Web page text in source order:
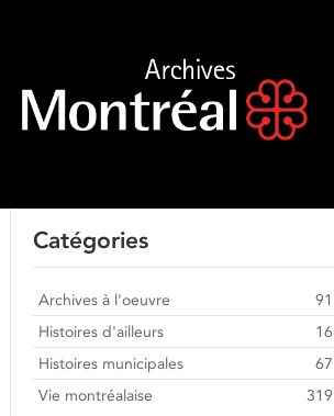
Catégories
Archives à l'oeuvre
91
Histoires d'ailleurs
16
Histoires municipales
67
Vie montréalaise
319